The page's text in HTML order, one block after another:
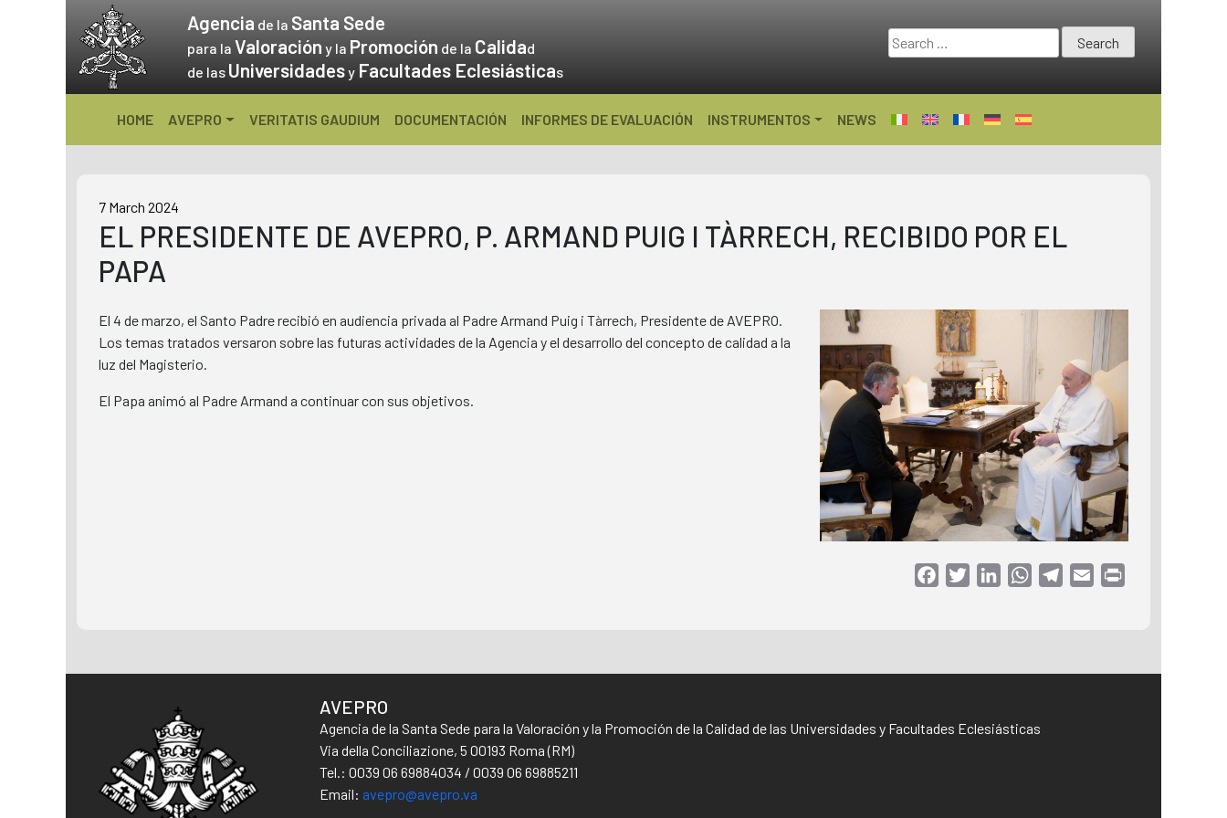
content
Agencia de la Santa Sede
para la Valoración y la Promoción de la Calidad
de las Universidadesy Facultades Eclesiásticas
Search
for:
HOME AVEPRO VERITATIS GAUDIUM DOCUMENTACIÓN INFORMES DE EVALUACIÓN INSTRUMENTOS NEWS
7 March 2024
EL PRESIDENTE DE AVEPRO, P. ARMAND PUIG I TÀRRECH, RECIBIDO POR EL
PAPA
El 4 de marzo, el Santo Padre recibió en audiencia privada al Padre Armand Puig i Tàrrech, Presidente de AVEPRO.
Los temas tratados versaron sobre las futuras actividades de la Agencia y el desarrollo del concepto de calidad a la
luz del Magisterio.
El Papa animó al Padre Armand a continuar con sus objetivos.
FacebookTwitterLinkedInWhatsAppTelegram
Email
AVEPRO
Agencia de la Santa Sede para la Valoración y la Promoción de la Calidad de las Universidades y Facultades Eclesiásticas
Via della Conciliazione, 5 00193 Roma (RM)
Tel.: 0039 06 69884034 / 0039 06 69885211
Email: avepro@avepro.va